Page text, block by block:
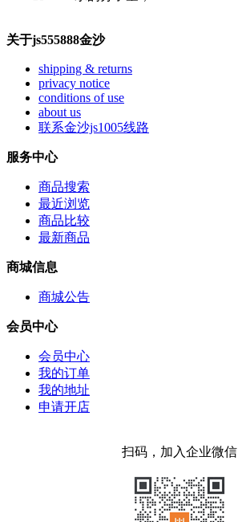
关于js555888金沙
shipping & returns
privacy notice
conditions of use
about us
联系金沙js1005线路
服务中心
商品搜索
最近浏览
商品比较
最新商品
商城信息
商城公告
会员中心
会员中心
我的订单
我的地址
申请开店
扫码，加入企业微信